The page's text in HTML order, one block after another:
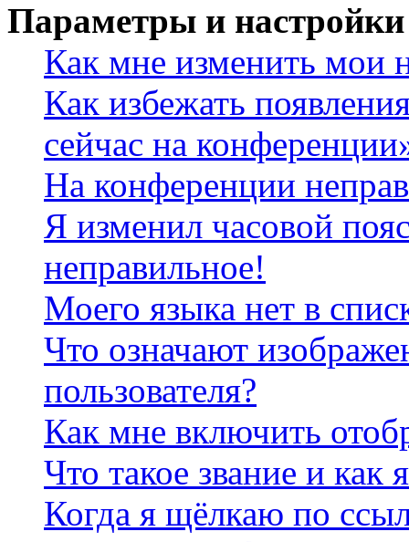
Параметры и настройки
Как мне изменить мои
Как избежать
сейчас на
На конференции
Я изменил часовой
неправильное!
Моего языка нет в
Что означают
пользователя?
Как мне включить
Что такое звание и как
Когда я щёлкаю по